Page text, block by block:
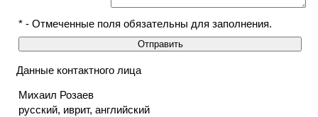
* - Отмеченные поля обязательны для заполнения.
Данные контактного лица
Михаил Розаев
русский, иврит, английский